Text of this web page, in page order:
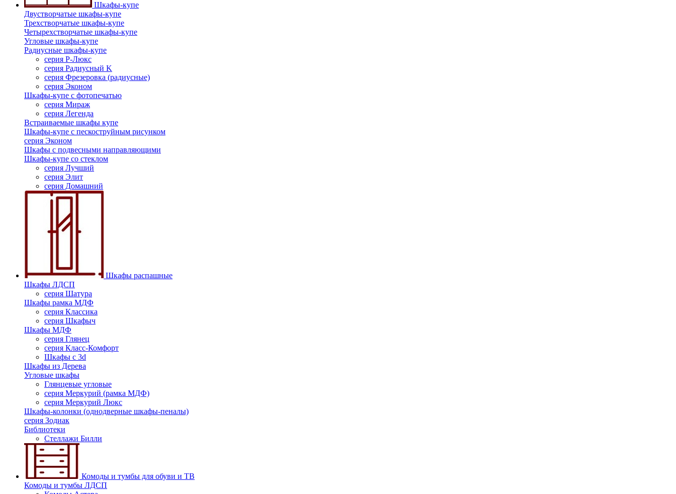
Шкафы-купе
Двустворчатые шкафы-купе
Трехстворчатые шкафы-купе
Четырехстворчатые шкафы-купе
Угловые шкафы-купе
Радиусные шкафы-купе
серия Р-Люкс
серия Радиусный K
серия Фрезеровка (радиусные)
серия Эконом
Шкафы-купе с фотопечатью
серия Мираж
серия Легенда
Встраиваемые шкафы купе
Шкафы-купе с пескоструйным рисунком
серия Эконом
Шкафы с подвесными направляющими
Шкафы-купе со стеклом
серия Лучший
серия Элит
серия Домашний
Шкафы распашные
Шкафы ЛДСП
серия Шатура
Шкафы рамка МДФ
серия Классика
серия Шкафыч
Шкафы МДФ
серия Глянец
серия Класс-Комфорт
Шкафы с 3d
Шкафы из Дерева
Угловые шкафы
Глянцевые угловые
серия Меркурий (рамка МДФ)
серия Меркурий Люкс
Шкафы-колонки (однодверные шкафы-пеналы)
серия Зодиак
Библиотеки
Стеллажи Билли
Комоды и тумбы для обуви и ТВ
Комоды и тумбы ЛДСП